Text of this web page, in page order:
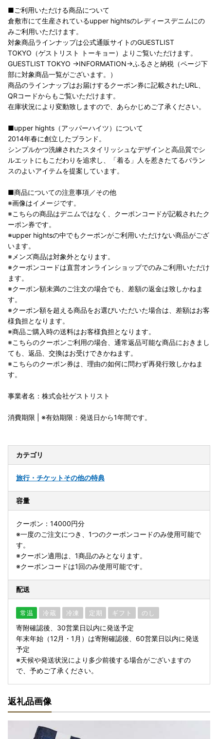
■ご利用いただける商品について
倉敷市にて生産されているupper hightsのレディースデニムにの
みご利用いただけます。
対象商品ラインナップは公式通販サイトのGUESTLIST
TOKYO（ゲストリスト トーキョー）よりご覧いただけます。
GUESTLIST TOKYO →INFORMATION→ふるさと納税（ページ下
部に対象商品一覧がございます。）
商品のラインナップはお届けするクーポン券に記載されたURL、
QRコードからもご覧いただけます。
在庫状況により変動致しますので、あらかじめご了承ください。
■upper hights（アッパーハイツ）について
2014年春に創立したブランド。
シンプルかつ洗練されたスタイリッシュなデザインと高品質でシ
ルエットにもこだわりを追求し、「着る」人を惹きたてるバラン
スのよいアイテムを提案しています。
■商品についての注意事項／その他
※画像はイメージです。
※こちらの商品はデニムではなく、クーポンコードが記載されたク
ーポン券です。
※upper hightsの中でもクーポンがご利用いただけない商品がござ
います。
※メンズ商品は対象外となります。
※クーポンコードは直営オンラインショップでのみご利用いただけ
ます。
※クーポン額未満のご注文の場合でも、差額の返金は致しかねま
す。
※クーポン額を超える商品をお選びいただいた場合は、差額はお客
様負担となります。
※商品ご購入時の送料はお客様負担となります。
※こちらのクーポンご利用の場合、通常返品可能な商品におきまし
ても、返品、交換はお受けできかねます。
※こちらのクーポン券は、理由の如何に問わず再発行致しかねま
す。
事業者名：株式会社ゲストリスト
消費期限 | ※有効期限：発送日から1年間です。
カテゴリ
旅行・チケットその他の特典
容量
クーポン：14000円分
※一度のご注文につき、1つのクーポンコードのみ使用可能で
す。
※クーポン適用は、1商品のみとなります。
※クーポンコードは1回のみ使用可能です。
配送
常温 冷蔵 冷凍 定期 ギフト のし
寄附確認後、30営業日以内に発送予定
年末年始（12月・1月）は寄附確認後、60営業日以内に発送
予定
※天候や発送状況により多少前後する場合がございますの
で、予めご了承ください。
返礼品画像